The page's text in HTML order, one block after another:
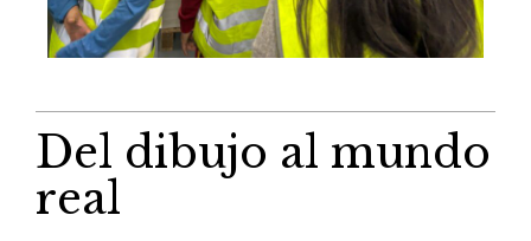
Del dibujo al mundo
real